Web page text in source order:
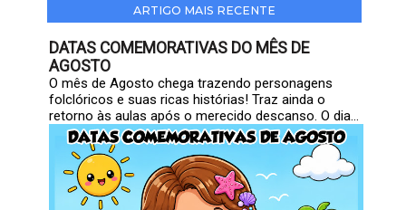
ARTIGO MAIS RECENTE
DATAS COMEMORATIVAS DO MÊS DE
AGOSTO
O mês de Agosto chega trazendo personagens
folclóricos e suas ricas histórias! Traz ainda o
retorno às aulas após o merecido descanso. O dia...